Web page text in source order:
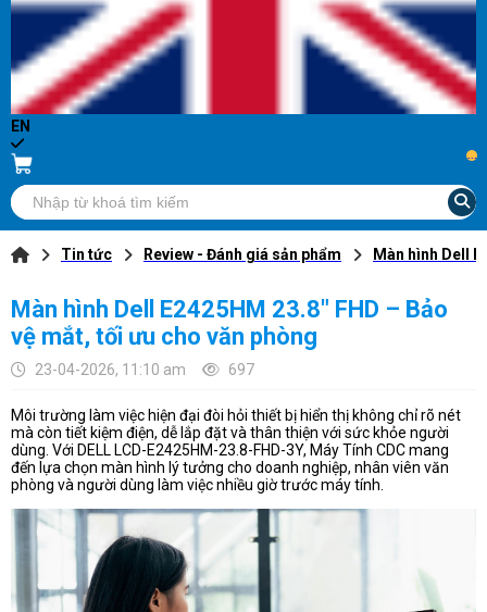
EN
...
Tin tức Review - Đánh giá sản phẩm Màn hình Dell
Màn hình Dell E2425HM 23.8" FHD – Bảo
vệ mắt, tối ưu cho văn phòng
23-04-2026, 11:10 am 697
Môi trường làm việc hiện đại đòi hỏi thiết bị hiển thị không chỉ rõ nét
mà còn tiết kiệm điện, dễ lắp đặt và thân thiện với sức khỏe người
dùng. Với DELL LCD-E2425HM-23.8-FHD-3Y, Máy Tính CDC mang
đến lựa chọn màn hình lý tưởng cho doanh nghiệp, nhân viên văn
phòng và người dùng làm việc nhiều giờ trước máy tính.